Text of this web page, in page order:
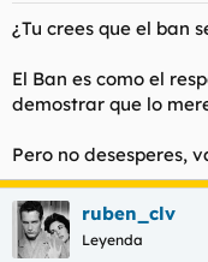
¿Tu crees que el ban
El Ban es como el
demostrar que lo
Pero no desesperes,
ruben_clv
Leyenda